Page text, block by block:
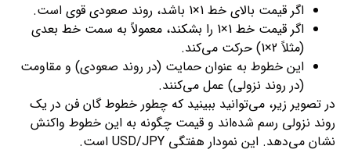
اگر قیمت بالای خط 1×1 باشد، روند صعودی قوی است.
اگر قیمت خط 1×1 را بشکند، معمولاً به سمت خط بعدی
(مثلاً 2×1) حرکت می‌کند.
این خطوط به عنوان حمایت (در روند صعودی) و مقاومت
(در روند نزولی) عمل می‌کنند.
در تصویر زیر، می‌توانید ببینید که چطور خطوط گان فن در یک
روند نزولی رسم شده‌اند و قیمت چگونه به این خطوط واکنش
نشان می‌دهد. این نمودار هفتگی USD/JPY است.